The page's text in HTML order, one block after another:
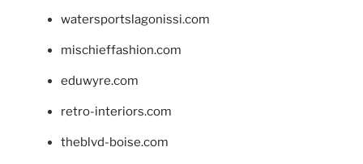
watersportslagonissi.com
mischieffashion.com
eduwyre.com
retro-interiors.com
theblvd-boise.com